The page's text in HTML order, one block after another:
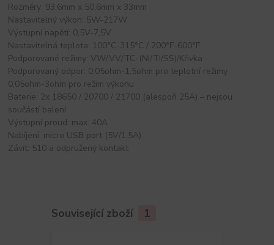
Rozměry: 93,6mm x 50,6mm x 33mm
Nastavitelný výkon: 5W-217W
Výstupní napětí: 0,5V-7,5V
Nastavitelná teplota: 100°C-315°C / 200°F-600°F
Podporované režimy: VW/VV/TC-(NI/TI/SS)/Křivka
Podporovaný odpor: 0,05ohm-1,5ohm pro teplotní režimy
0,05ohm-3ohm pro režim výkonu
Baterie: 2x 18650 / 20700 / 21700 (alespoň 25A) – nejsou
součástí balení
Výstupní proud: max. 40A
Nabíjení: micro USB port (5V/1,5A)
Závit: 510 a odpružený kontakt
Související zboží 1